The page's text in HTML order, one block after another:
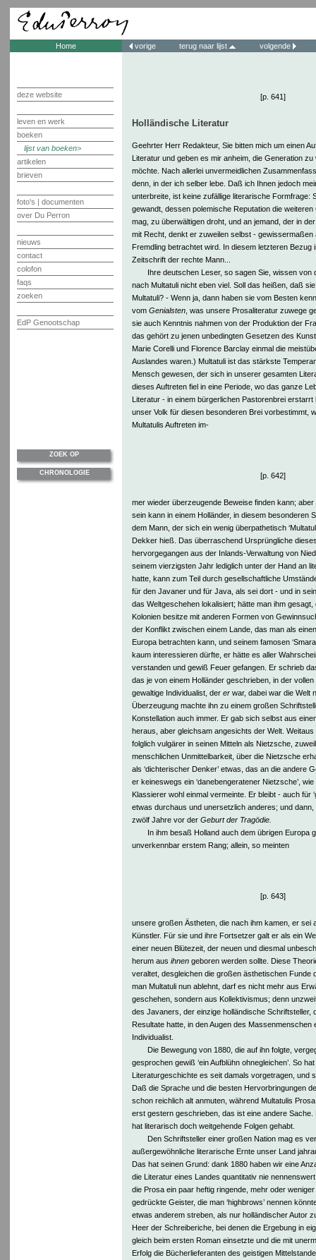
Home
deze website
leven en werk
boeken
lijst van boeken
artikelen
brieven
foto's | documenten
over Du Perron
nieuws
contact
colofon
faqs
zoeken
EdP Genootschap
vorige terug naar lijst volgende
[p. 641]
Holländische Literatur
Geehrter Herr Redakteur, Sie bitten mich um einen
Literatur und geben es mir anheim, die Generation zu
möchte. Nach allerlei unvermeidlichen
denn, in der ich selber lebe. Daß ich Ihnen jedoch
unterbreite, ist keine zufällige literarische Formfrage:
gewandt, dessen polemische Reputation die weiteren
mag, zu überwältigen droht, und an jemand, der in
mit Recht, denkt er zuweilen selbst - gewissermaßen
Fremdling betrachtet wird. In diesem letzteren Bezug
Zeitschrift der rechte Mann...
Ihre deutschen Leser, so sagen Sie, wissen von
nach Multatuli nicht eben viel. Soll das heißen, daß
Multatuli? - Wenn ja, dann haben sie vom Besten
vom Genialsten, was unsere Prosaliteratur zuwege
sie auch Kenntnis nahmen von der Produktion der
das gehört zu jenen unbedingten Gesetzen des
Marie Corelli und Florence Barclay einmal die
Auslandes waren.) Multatuli ist das stärkste
Mensch gewesen, der sich in unserer gesamten
dieses Auftreten fiel in eine Periode, wo das ganze
Literatur - in einem bürgerlichen Pastorenbrei
unser Volk für diesen besonderen Brei vorbestimmt,
Multatulis Auftreten im-
[p. 642]
mer wieder überzeugende Beweise finden kann;
sein kann in einem Holländer, in diesem besonderen
dem Mann, der sich ein wenig überpathetisch
Dekker hieß. Das überraschend Ursprüngliche
hervorgegangen aus der Inlands-Verwaltung von
seinem vierzigsten Jahr lediglich unter der Hand an
hatte, kann zum Teil durch gesellschaftliche
für den Javaner und für Java, als sei dort - und in
das Weltgeschehen lokalisiert; hätte man ihm
Kolonien besitze mit anderen Formen von
der Konflikt zwischen einem Lande, das man als
Europa betrachten kann, und seinem famosen
kaum interessieren dürfte, er hätte es aller
verstanden und gewiß Feuer gefangen. Er schrieb
das je von einem Holländer geschrieben, in der
gewaltige Individualist, der erwar, dabei war die Welt
Überzeugung machte ihn zu einem großen
Konstellation auch immer. Er gab sich selbst aus
heraus, aber gleichsam angesichts der Welt.
folglich vulgärer in seinen Mitteln als Nietzsche,
menschlichen Unmittelbarkeit, über die Nietzsche
als ‘dichterischer Denker’ etwas, das an die andere
er keineswegs ein ‘danebengeratener Nietzsche’,
Klassierer wohl einmal vermeinte. Er bleibt - auch für
etwas durchaus und unersetzlich anderes; und
zwölf Jahre vor der Geburt der Tragödie.
In ihm besaß Holland auch dem übrigen Europa
unverkennbar erstem Rang; allein, so meinten
[p. 643]
unsere großen Ästheten, die nach ihm kamen, er sei
Künstler. Für sie und ihre Fortsetzer galt er als ein
einer neuen Blütezeit, der neuen und diesmal
herum aus ihnengeboren werden sollte. Diese
veraltet, desgleichen die großen ästhetischen Funde
man Multatuli nun ablehnt, darf es nicht mehr aus
geschehen, sondern aus Kollektivismus; denn
des Javaners, der einzige holländische Schriftsteller,
Resultate hatte, in den Augen des Massenmenschen
Individualist.
Die Bewegung von 1880, die auf ihn folgte,
gesprochen gewiß ‘ein Aufblühn ohnegleichen’. So
Literaturgeschichte es seit damals vorgetragen, und
Daß die Sprache und die besten Hervorbringungen
schon reichlich alt anmuten, während Multatulis
erst gestern geschrieben, das ist eine andere Sache.
hat literarisch doch weitgehende Folgen gehabt.
Den Schriftsteller einer großen Nation mag es
außergewöhnliche literarische Ernte unser Land
Das hat seinen Grund: dank 1880 haben wir eine
die Literatur eines Landes quantitativ nie
die Prosa ein paar heftig ringende, mehr oder
gedrückte Geister, die man ‘highbrows’ nennen
etwas anderem streben, als nur holländischer Autor
Heer der Schreiberiche, bei denen die Ergebung in
gleich beim ersten Roman einsetzte und die mit
Erfolg die Bücherlieferanten des geistigen
ZOEK OP
CHRONOLOGIE